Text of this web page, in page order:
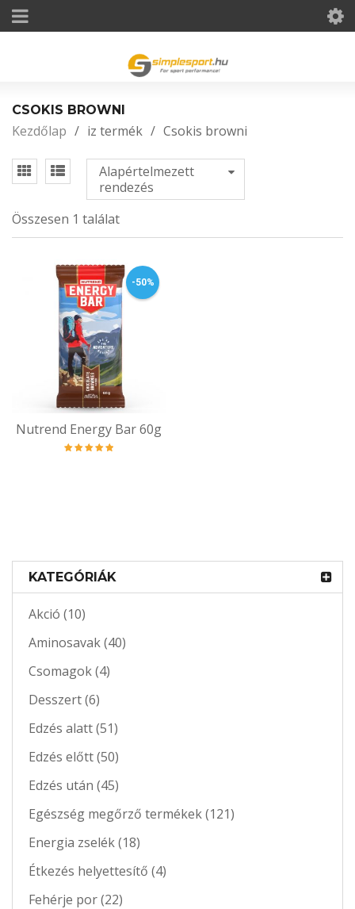
CSOKIS BROWNI
Kezdőlap / iz termék / Csokis browni
KATEGÓRIÁK
Akció (10)
Aminosavak (40)
Csomagok (4)
Desszert (6)
Edzés alatt (51)
Edzés előtt (50)
Edzés után (45)
Egészség megőrző termékek (121)
Energia zselék (18)
Étkezés helyettesítő (4)
Fehérje por (22)
Alapértelmezett
rendezés
Összesen 1 találat
-50%
Nutrend Energy Bar 60g